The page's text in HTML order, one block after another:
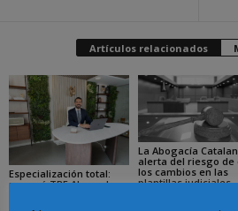
Artículos relacionados
Especialización total:
por qué TBF Abogados
La Abogacía
alerta del riesgo de
los cambios en las
plantillas judiciales